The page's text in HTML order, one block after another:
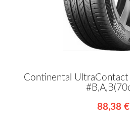
Continental
88,38 €